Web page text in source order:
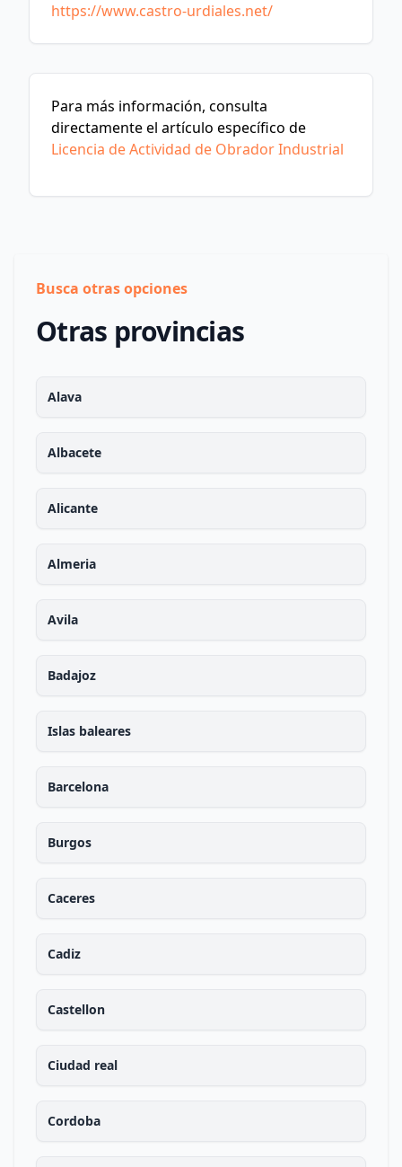
https://www.castro-urdiales.net/
Para más información, consulta
directamente el artículo específico de
Licencia de Actividad de Obrador Industrial
Busca otras opciones
Otras provincias
Alava
Albacete
Alicante
Almeria
Avila
Badajoz
Islas baleares
Barcelona
Burgos
Caceres
Cadiz
Castellon
Ciudad real
Cordoba